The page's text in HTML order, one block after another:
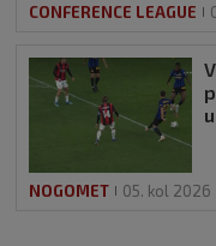
CONFERENCE LEAGUE
NOGOMET 05. kol 2026